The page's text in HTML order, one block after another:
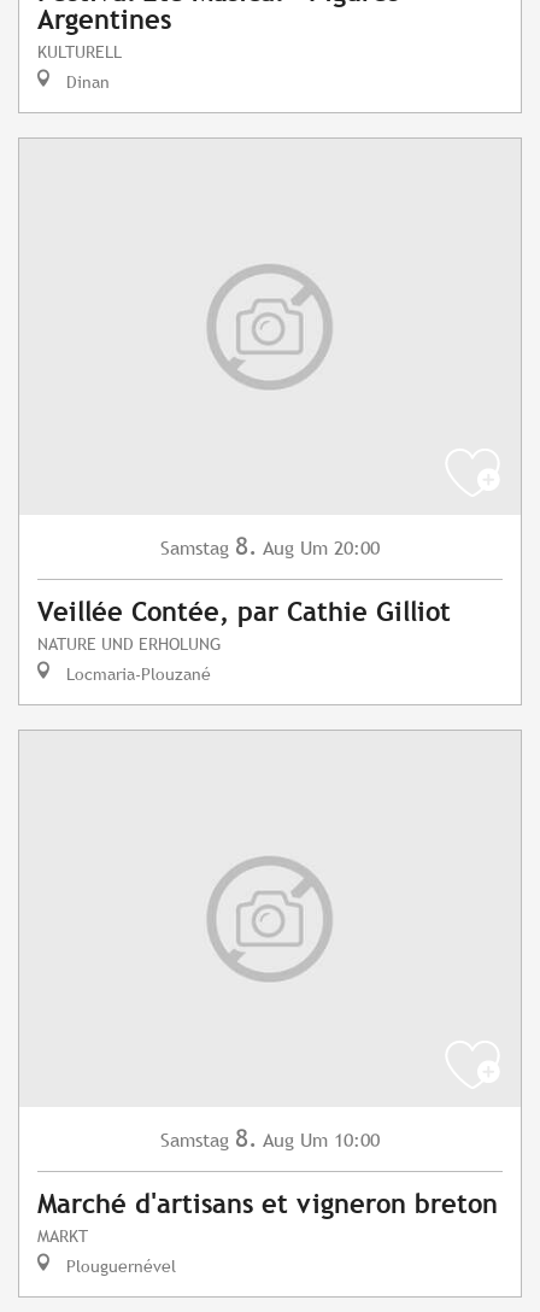
Argentines
KULTURELL
Dinan
Samstag 8. Aug Um 20:00
Veillée Contée, par Cathie Gilliot
NATURE UND ERHOLUNG
Locmaria-Plouzané
Samstag 8. Aug Um 10:00
Marché d'artisans et vigneron breton
MARKT
Plouguernével